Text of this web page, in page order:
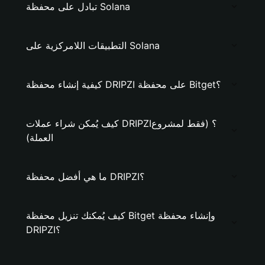
تبادل على محفظة Solana
التطبيقات اللامركزية على Solana
كيفية إنشاء محفظة DRIPZI على محفظة Bitget؟
كيف يُمكن شراء عملات DRIPZI؟ (فقط لمشروع
العملة)
ما هي أفضل محفظة DRIPZI؟
كيف يُمكنك تنزيل محفظة Bitget وإنشاء محفظة
DRIPZI؟